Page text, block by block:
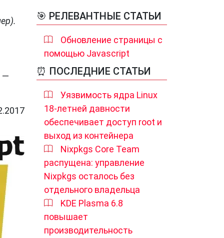
—
🎯 РЕЛЕВАНТНЫЕ СТАТЬИ
Обновление страницы с
помощью Javascript
⏰ ПОСЛЕДНИЕ СТАТЬИ
Уязвимость ядра Linux
18-летней давности
обеспечивает доступ root и
выход из контейнера
Nixpkgs Core Team
распущена: управление
Nixpkgs осталось без
отдельного владельца
KDE Plasma 6.8
повышает
производительность